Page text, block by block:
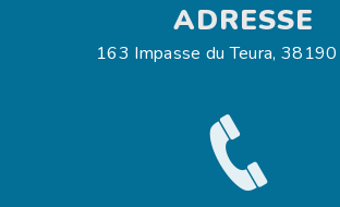
ADRESSE
163 Impasse du Teura,